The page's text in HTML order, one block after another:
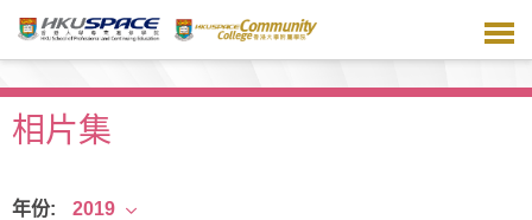
主
容相片集
年份: 2019